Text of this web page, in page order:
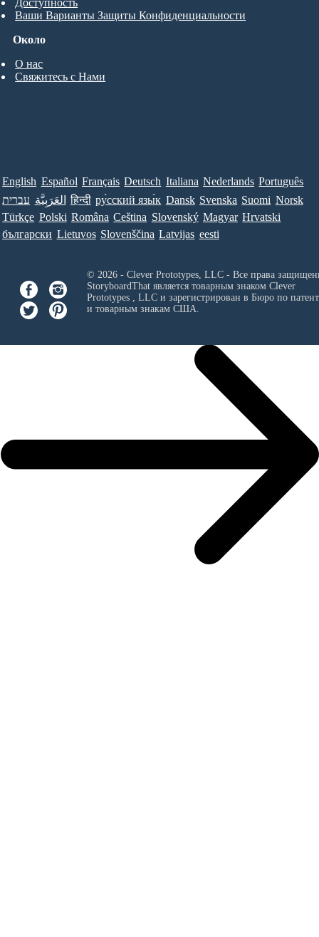
Около
О нас
Свяжитесь с Нами
Доступность
Ваши Варианты Защиты Конфиденциальности
English Español Français Deutsch Italiana Nederlands Português
עברית العَرَبِيَّة हिन्दी ру́сский язы́к Dansk Svenska Suomi Norsk
Türkçe Polski Româna Ceština Slovenský Magyar Hrvatski
български Lietuvos Slovenščina Latvijas eesti
© 2026 - Clever Prototypes, LLC - Все права
StoryboardThat является товарным знаком Clever
Prototypes , LLCи зарегистрирован в Бюро по
и товарным знакам США.